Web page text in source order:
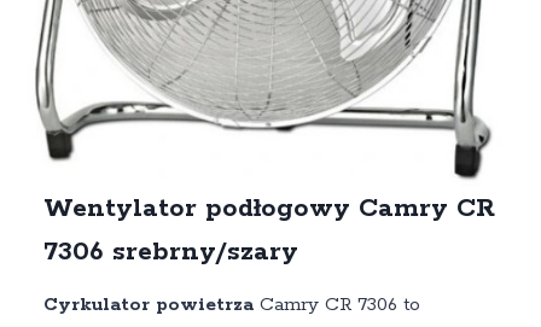
Wentylator podłogowy Camry CR
7306 srebrny/szary
Cyrkulator powietrzaCamry CR 7306 to